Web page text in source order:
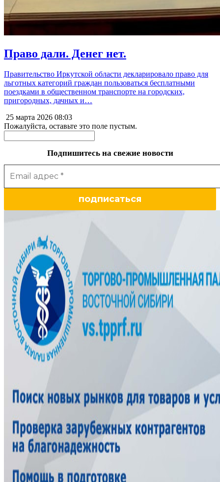
Право дали. Денег нет.
Правительство Иркутской области декларировало право для
льготных категорий граждан пользоваться бесплатными
поездками в общественном транспорте на городских,
пригородных, дачных и…
25 марта 2026 08:03
Пожалуйста, оставьте это поле пустым.
Подпишитесь на свежие новости